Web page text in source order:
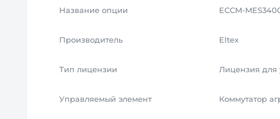
Название опции ECCM-
Производитель Eltex
Тип лицензии Лицензия для
Управляемый элемент Коммутатор